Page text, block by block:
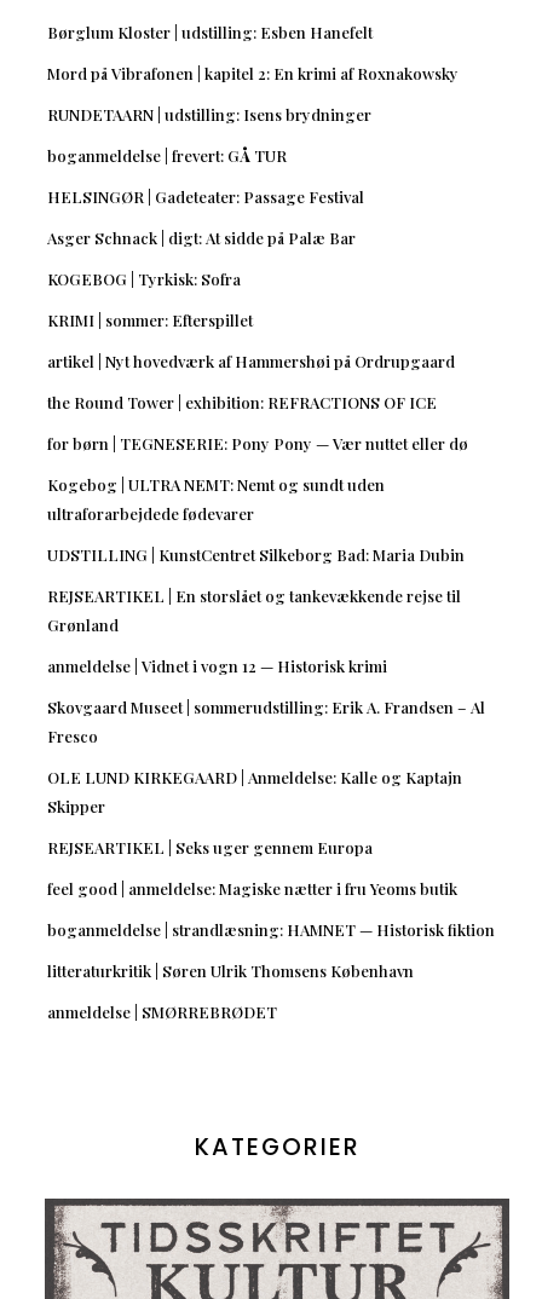
Børglum Kloster | udstilling: Esben Hanefelt
Mord på Vibrafonen | kapitel 2: En krimi af Roxnakowsky
RUNDETAARN | udstilling: Isens brydninger
boganmeldelse | frevert: GÅ TUR
HELSINGØR | Gadeteater: Passage Festival
Asger Schnack | digt: At sidde på Palæ Bar
KOGEBOG | Tyrkisk: Sofra
KRIMI | sommer: Efterspillet
artikel | Nyt hovedværk af Hammershøi på Ordrupgaard
the Round Tower | exhibition: REFRACTIONS OF ICE
for børn | TEGNESERIE: Pony Pony — Vær nuttet eller dø
Kogebog | ULTRA NEMT: Nemt og sundt uden
ultraforarbejdede fødevarer
UDSTILLING | KunstCentret Silkeborg Bad: Maria Dubin
REJSEARTIKEL | En storslået og tankevækkende rejse til
Grønland
anmeldelse | Vidnet i vogn 12 — Historisk krimi
Skovgaard Museet | sommerudstilling: Erik A. Frandsen – Al
Fresco
OLE LUND KIRKEGAARD | Anmeldelse: Kalle og Kaptajn
Skipper
REJSEARTIKEL | Seks uger gennem Europa
feel good | anmeldelse: Magiske nætter i fru Yeoms butik
boganmeldelse | strandlæsning: HAMNET — Historisk fiktion
litteraturkritik | Søren Ulrik Thomsens København
anmeldelse | SMØRREBRØDET
KATEGORIER